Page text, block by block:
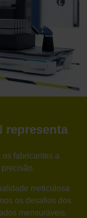
representa
fabricantes a
meticulosa
os desafios dos
mensuráveis.